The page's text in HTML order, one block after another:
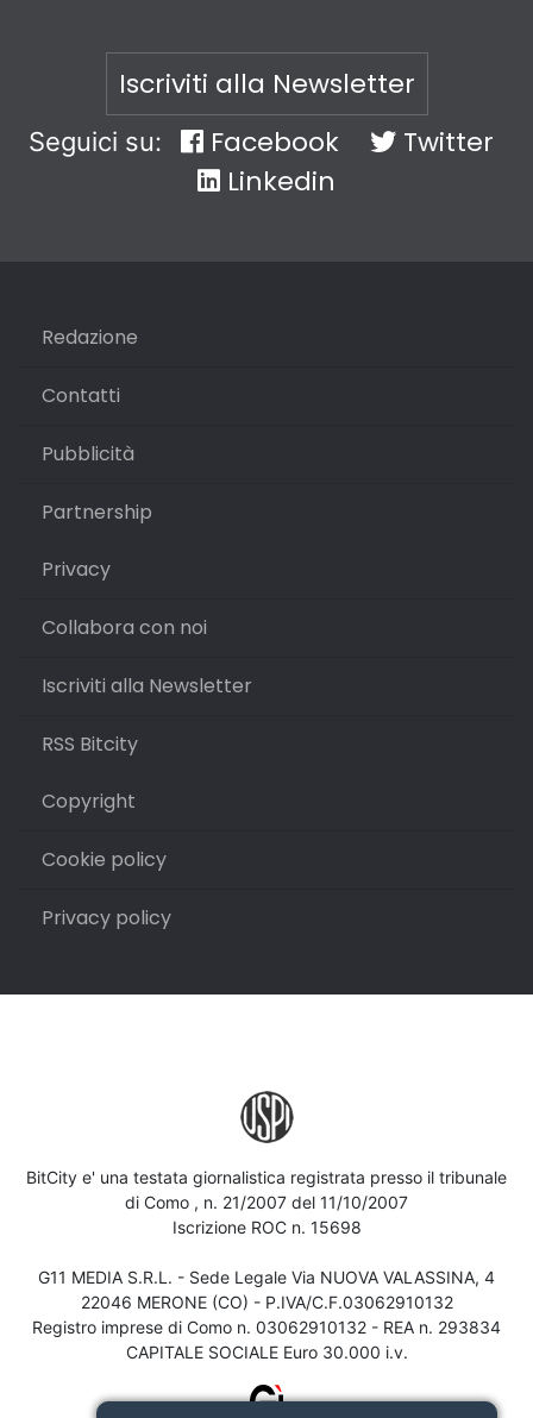
Iscriviti alla Newsletter
Seguici su: Facebook
Twitter
Linkedin
Redazione
Contatti
Pubblicità
Partnership
Privacy
Collabora con noi
Iscriviti alla Newsletter
RSS Bitcity
Copyright
Cookie policy
Privacy policy
BitCity e' una testata giornalistica registrata presso il tribunale
di Como , n. 21/2007 del 11/10/2007
Iscrizione ROC n. 15698
G11 MEDIA S.R.L. - Sede Legale Via NUOVA VALASSINA, 4
22046 MERONE (CO) - P.IVA/C.F.03062910132
Registro imprese di Como n. 03062910132 - REA n. 293834
CAPITALE SOCIALE Euro 30.000 i.v.